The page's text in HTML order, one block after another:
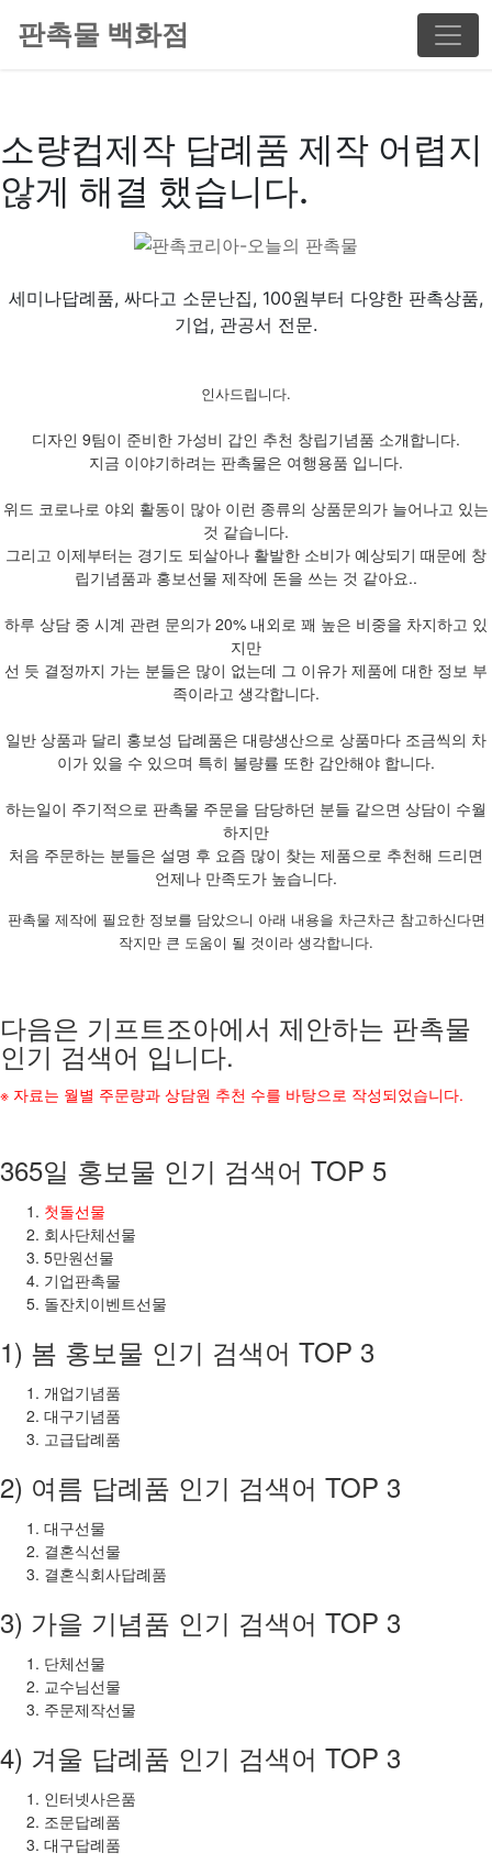
판촉물 백화점
소량컵제작 답례품 제작 어렵지
않게 해결 했습니다.
세미나답례품, 싸다고 소문난집, 100원부터 다양한 판촉상품,
기업, 관공서 전문.
인사드립니다.
디자인 9팀이 준비한 가성비 갑인 추천 창립기념품 소개합니다.
지금 이야기하려는 판촉물은 여행용품 입니다.
위드 코로나로 야외 활동이 많아 이런 종류의 상품문의가 늘어나고 있는
것 같습니다.
그리고 이제부터는 경기도 되살아나 활발한 소비가 예상되기 때문에 창
립기념품과 홍보선물 제작에 돈을 쓰는 것 같아요..
하루 상담 중 시계 관련 문의가 20% 내외로 꽤 높은 비중을 차지하고 있
지만
선 듯 결정까지 가는 분들은 많이 없는데 그 이유가 제품에 대한 정보 부
족이라고 생각합니다.
일반 상품과 달리 홍보성 답례품은 대량생산으로 상품마다 조금씩의 차
이가 있을 수 있으며 특히 불량률 또한 감안해야 합니다.
하는일이 주기적으로 판촉물 주문을 담당하던 분들 같으면 상담이 수월
하지만
처음 주문하는 분들은 설명 후 요즘 많이 찾는 제품으로 추천해 드리면
언제나 만족도가 높습니다.
판촉물 제작에 필요한 정보를 담았으니 아래 내용을 차근차근 참고하신다면
작지만 큰 도움이 될 것이라 생각합니다.
다음은 기프트조아에서 제안하는 판촉물
인기 검색어 입니다.
※ 자료는 월별 주문량과 상담원 추천 수를 바탕으로 작성되었습니다.
365일 홍보물 인기 검색어 TOP 5
첫돌선물
회사단체선물
5만원선물
기업판촉물
돌잔치이벤트선물
1) 봄 홍보물 인기 검색어 TOP 3
개업기념품
대구기념품
고급답례품
2) 여름 답례품 인기 검색어 TOP 3
대구선물
결혼식선물
결혼식회사답례품
3) 가을 기념품 인기 검색어 TOP 3
단체선물
교수님선물
주문제작선물
4) 겨울 답례품 인기 검색어 TOP 3
인터넷사은품
조문답례품
대구답례품